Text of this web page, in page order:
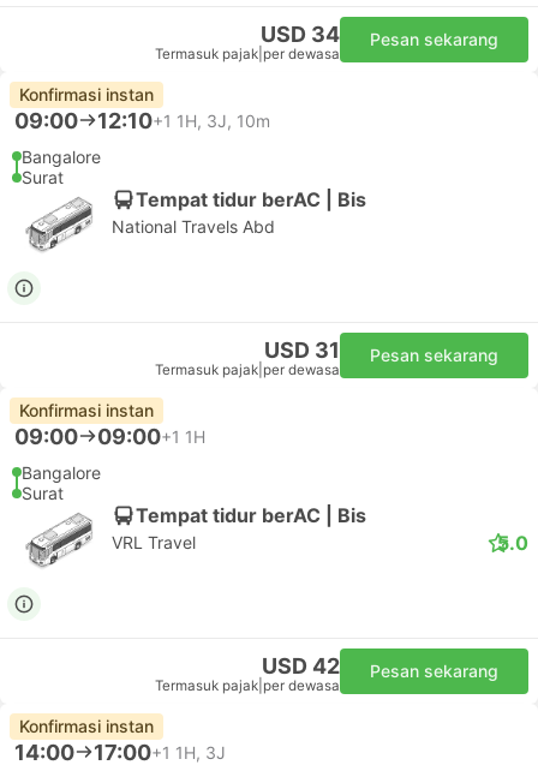
USD 34
Termasuk pajak per dewasa
Pesan sekarang
Konfirmasi instan
09:00 12:10+1 1H, 3J, 10m
Bangalore
Surat
Tempat tidur berAC | Bis
National Travels Abd
USD 31
Termasuk pajak per dewasa
Pesan sekarang
Konfirmasi instan
09:00 09:00+1 1H
Bangalore
Surat
Tempat tidur berAC | Bis
VRL Travel 5.0
USD 42
Termasuk pajak per dewasa
Pesan sekarang
Konfirmasi instan
14:00 17:00+1 1H, 3J